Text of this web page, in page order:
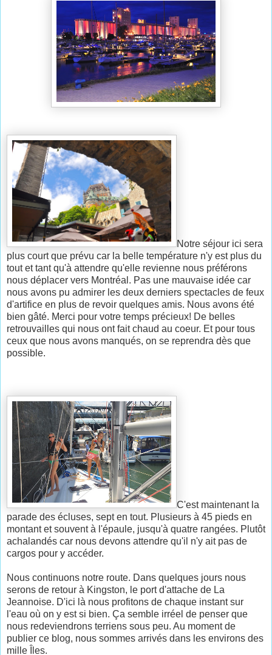
Notre séjour ici sera
plus court que prévu car la belle température n'y est plus du
tout et tant qu'à attendre qu'elle revienne nous préférons
nous déplacer vers Montréal. Pas une mauvaise idée car
nous avons pu admirer les deux derniers spectacles de feux
d'artifice en plus de revoir quelques amis. Nous avons été
bien gâté. Merci pour votre temps précieux! De belles
retrouvailles qui nous ont fait chaud au coeur. Et pour tous
ceux que nous avons manqués, on se reprendra dès que
possible.
C'est maintenant la
parade des écluses, sept en tout. Plusieurs à 45 pieds en
montant et souvent à l'épaule, jusqu'à quatre rangées. Plutôt
achalandés car nous devons attendre qu'il n'y ait pas de
cargos pour y accéder.
Nous continuons notre route. Dans quelques jours nous
serons de retour à Kingston, le port d'attache de La
Jeannoise. D'ici là nous profitons de chaque instant sur
l'eau où on y est si bien. Ça semble irréel de penser que
nous redeviendrons terriens sous peu. Au moment de
publier ce blog, nous sommes arrivés dans les environs des
mille Îles.